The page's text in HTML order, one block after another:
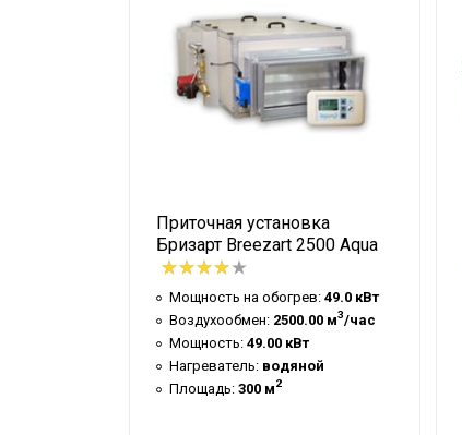
Нагреватель
Питание
Пульт дистанционного управления
Габариты
Приточная установка
Бризарт Breezart 2500 Aqua
Мощность на обогрев: 49.0 кВт
Воздухообмен: 2500.00 м3/час
Мощность: 49.00 кВт
Нагреватель: водяной
Площадь: 300 м2